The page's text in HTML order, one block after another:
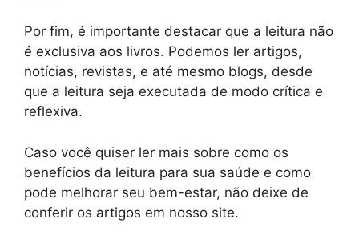
Por fim, é importante destacar que a leitura não
é exclusiva aos livros. Podemos ler artigos,
notícias, revistas, e até mesmo blogs, desde
que a leitura seja executada de modo crítica e
reflexiva.
Caso você quiser ler mais sobre como os
benefícios da leitura para sua saúde e como
pode melhorar seu bem-estar, não deixe de
conferir os artigos em nosso site.